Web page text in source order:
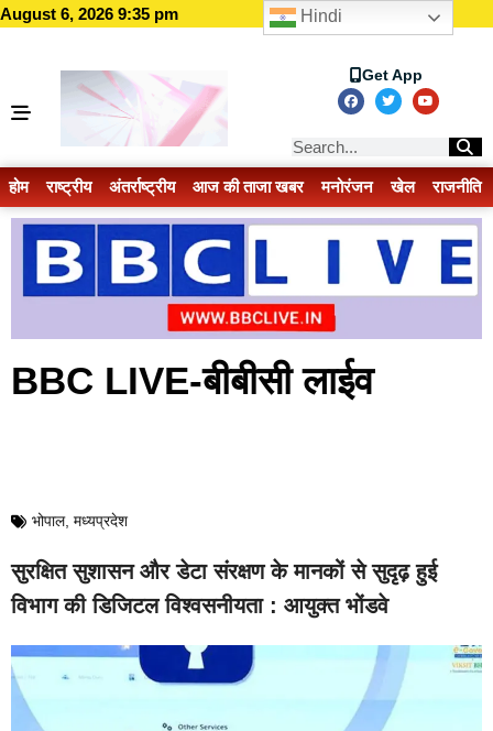
August 6, 2026 9:35 pm
Get App
होम राष्ट्रीय अंतर्राष्ट्रीय आज की ताजा खबर मनोरंजन खेल राजनीति
BBC LIVE-बीबीसी लाईव
भोपाल, मध्यप्रदेश
सुरक्षित सुशासन और डेटा संरक्षण के मानकों से सुदृढ़ हुई
विभाग की डिजिटल विश्वसनीयता : आयुक्त भोंडवे
Hindi